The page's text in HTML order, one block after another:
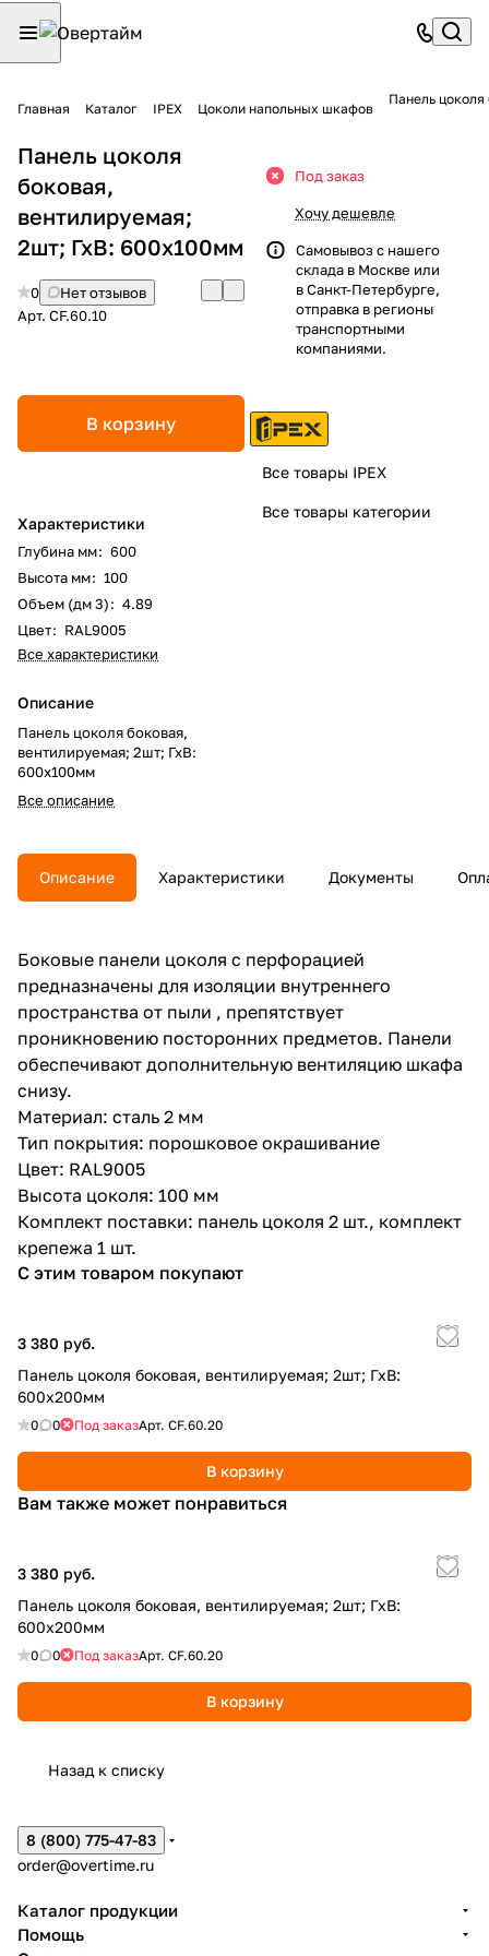
Главная Каталог IPEX Цоколи напольных шкафов
Панель
Панель цоколя
боковая,
вентилируемая;
2шт; ГхВ: 600х100мм
0
Нет отзывов
Арт. CF.60.10
В корзину
Характеристики
Глубина мм: 600
Высота мм: 100
Объем (дм 3): 4.89
Цвет: RAL9005
Все характеристики
Описание
Панель цоколя боковая,
вентилируемая; 2шт; ГхВ:
600х100мм
Все описание
Под заказ
Хочу дешевле
Самовывоз с нашего
склада в Москве или
в Санкт-Петербурге,
отправка в регионы
транспортными
компаниями.
Все товары IPEX
Все товары категории
Описание Характеристики Документы
Боковые панели цоколя с перфорацией
предназначены для изоляции внутреннего
пространства от пыли , препятствует
проникновению посторонних предметов. Панели
обеспечивают дополнительную вентиляцию шкафа
снизу.
Материал: сталь 2 мм
Тип покрытия: порошковое окрашивание
Цвет: RAL9005
Высота цоколя: 100 мм
Комплект поставки: панель цоколя 2 шт., комплект
крепежа 1 шт.
С этим товаром покупают
3 380 руб.
Панель цоколя боковая, вентилируемая; 2шт; ГхВ:
600х200мм
0 0 Под заказАрт. CF.60.20
В корзину
Вам также может понравиться
3 380 руб.
Панель цоколя боковая, вентилируемая; 2шт; ГхВ:
600х200мм
0 0 Под заказАрт. CF.60.20
В корзину
Назад к списку
8 (800) 775-47-83
order@overtime.ru
Каталог продукции
Помощь